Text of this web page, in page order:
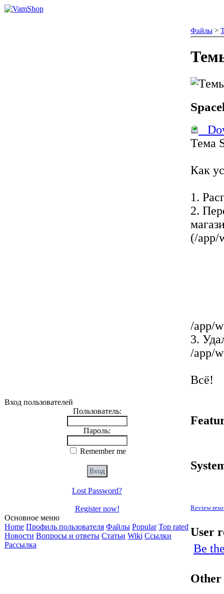
Вход пользователей
Пользователь:
Пароль:
Remember me
Lost Password?
Register now!
Основное меню
Home Профиль пользователя Файлы Popular Top rated
Новости Вопросы и ответы Статьи Wiki Ссылки
Рассылка
Файлы >
Тема
Как
1.
2.
(/app/
/app/
3.
/app/
Всё!
Review
User
Be
Other